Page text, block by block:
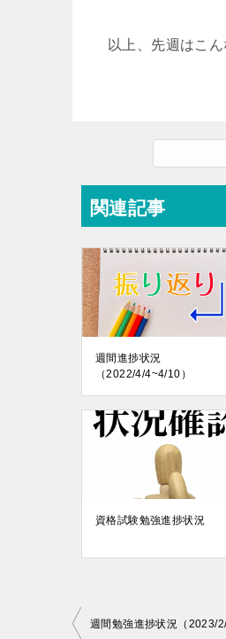
以上、先週はこん
関連記事
週間進捗状況
（2022/4/4~4/10）
資格試験勉強進捗状況
投週間勉強進捗状況（2023/